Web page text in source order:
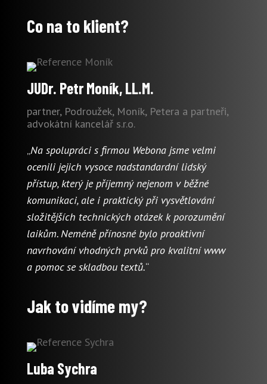
Co na to klient?
JUDr. Petr Moník, LL.M.
partner, Podroužek, Moník, Petera a partneři,
advokátní kancelář s.r.o.
„Na spolupráci s firmou Webona jsme velmi
ocenili jejich vysoce nadstandardní lidský
přístup, který je příjemný nejenom v běžné
komunikaci, ale i praktický při vysvětlování
složitějších technických otázek k porozumění
laikům. Neméně přínosné bylo proaktivní
navrhování vhodných prvků pro kvalitní www
a pomoc se skladbou textů.“
Jak to vidíme my?
Luba Sychra